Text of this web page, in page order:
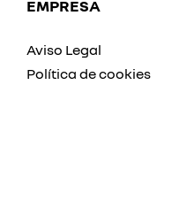
EMPRESA
Aviso Legal
Política de cookies